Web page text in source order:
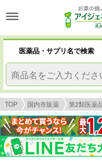
医薬品・サプリ名で検索
TOP 国内市販薬 第2類医薬